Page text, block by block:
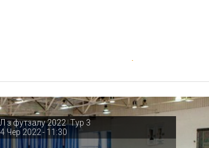
з футзалу 2022 | Тур 3
4 Чер 2022- 11:30